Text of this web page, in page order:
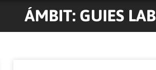
ÁMBIT: GUIES